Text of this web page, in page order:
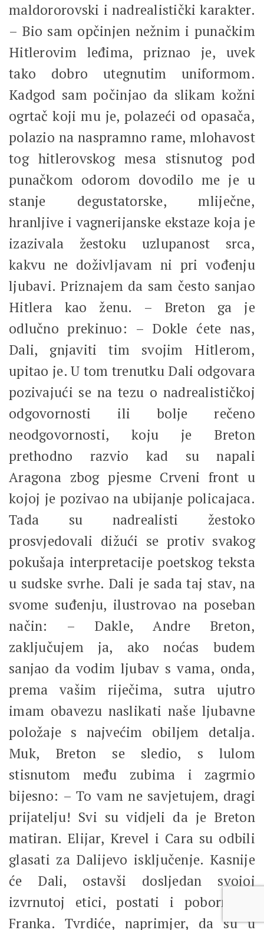
maldororovski i nadrealistički karakter.
– Bio sam opčinjen nežnim i punačkim
Hitlerovim leđima, priznao je, uvek
tako dobro utegnutim uniformom.
Kadgod sam počinjao da slikam kožni
ogrtač koji mu je, polazeći od opasača,
polazio na naspramno rame, mlohavost
tog hitlerovskog mesa stisnutog pod
punačkom odorom dovodilo me je u
stanje degustatorske, mliječne,
hranljive i vagnerijanske ekstaze koja je
izazivala žestoku uzlupanost srca,
kakvu ne doživljavam ni pri vođenju
ljubavi. Priznajem da sam često sanjao
Hitlera kao ženu. – Breton ga je
odlučno prekinuo: – Dokle ćete nas,
Dali, gnjaviti tim svojim Hitlerom,
upitao je. U tom trenutku Dali odgovara
pozivajući se na tezu o nadrealističkoj
odgovornosti ili bolje rečeno
neodgovornosti, koju je Breton
prethodno razvio kad su napali
Aragona zbog pjesme Crveni front u
kojoj je pozivao na ubijanje policajaca.
Tada su nadrealisti žestoko
prosvjedovali dižući se protiv svakog
pokušaja interpretacije poetskog teksta
u sudske svrhe. Dali je sada taj stav, na
svome suđenju, ilustrovao na poseban
način: – Dakle, Andre Breton,
zaključujem ja, ako noćas budem
sanjao da vodim ljubav s vama, onda,
prema vašim riječima, sutra ujutro
imam obavezu naslikati naše ljubavne
položaje s najvećim obiljem detalja.
Muk, Breton se sledio, s lulom
stisnutom među zubima i zagrmio
bijesno: – To vam ne savjetujem, dragi
prijatelju! Svi su vidjeli da je Breton
matiran. Elijar, Krevel i Cara su odbili
glasati za Dalijevo isključenje. Kasnije
će Dali, ostavši dosljedan svojoj
izvrnutoj etici, postati i pobornik i
Franka. Tvrdiće, naprimjer, da su u